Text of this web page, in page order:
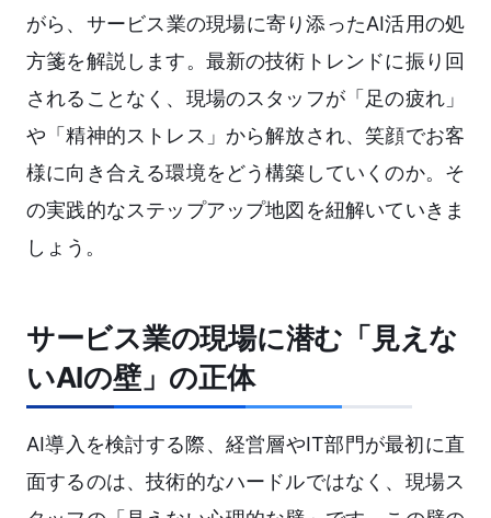
がら、サービス業の現場に寄り添ったAI活用の処
方箋を解説します。最新の技術トレンドに振り回
されることなく、現場のスタッフが「足の疲れ」
や「精神的ストレス」から解放され、笑顔でお客
様に向き合える環境をどう構築していくのか。そ
の実践的なステップアップ地図を紐解いていきま
しょう。
サービス業の現場に潜む「見えな
いAIの壁」の正体
AI導入を検討する際、経営層やIT部門が最初に直
面するのは、技術的なハードルではなく、現場ス